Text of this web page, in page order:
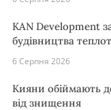
KAN Development
будівництва
6 Серпня 2026
Кияни обіймають
від знищення